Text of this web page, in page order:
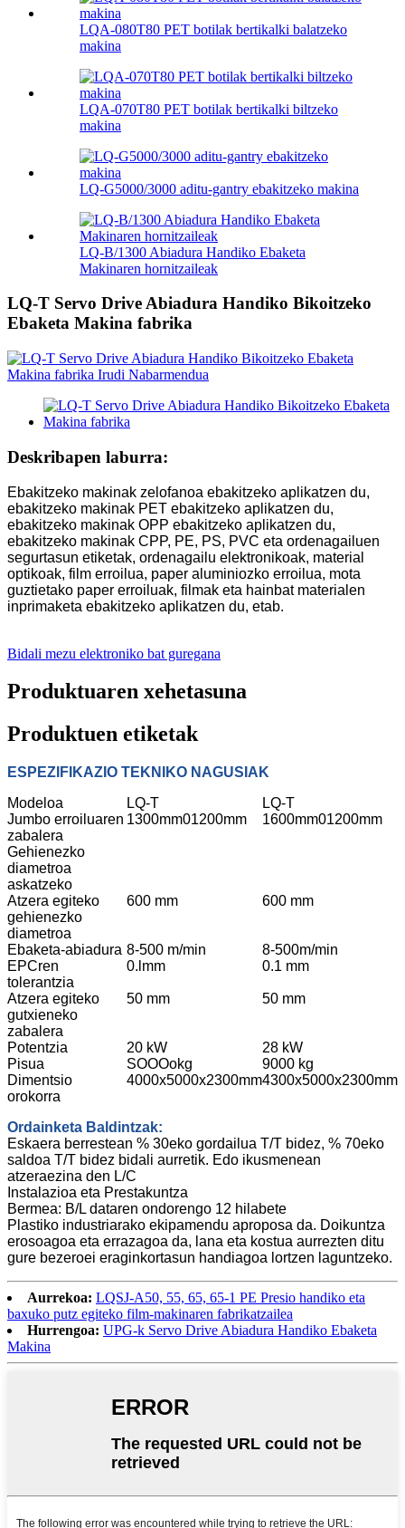
LQA-080T80 PET botilak bertikalki balatzeko
makina
LQA-070T80 PET botilak bertikalki biltzeko
makina
LQ-G5000/3000 aditu-gantry ebakitzeko makina
LQ-B/1300 Abiadura Handiko Ebaketa
Makinaren hornitzaileak
LQ-T Servo Drive Abiadura Handiko Bikoitzeko
Ebaketa Makina fabrika
Deskribapen laburra:
Ebakitzeko makinak zelofanoa ebakitzeko aplikatzen du,
ebakitzeko makinak PET ebakitzeko aplikatzen du,
ebakitzeko makinak OPP ebakitzeko aplikatzen du,
ebakitzeko makinak CPP, PE, PS, PVC eta ordenagailuen
segurtasun etiketak, ordenagailu elektronikoak, material
optikoak, film erroilua, paper aluminiozko erroilua, mota
guztietako paper erroiluak, filmak eta hainbat materialen
inprimaketa ebakitzeko aplikatzen du, etab.
Bidali mezu elektroniko bat guregana
Produktuaren xehetasuna
Produktuen etiketak
ESPEZIFIKAZIO TEKNIKO NAGUSIAK
Modeloa
LQ-T
LQ-T
Jumbo erroiluaren
zabalera
Gehienezko
diametroa
askatzeko
1300mm01200mm 1600mm01200mm
Atzera egiteko
gehienezko
diametroa
600 mm 600 mm
Ebaketa-abiadura 8-500 m/min
8-500m/min
EPCren
tolerantzia
0.lmm 0.1 mm
Atzera egiteko
gutxieneko
zabalera
50 mm 50 mm
Potentzia 20 kW
28 kW
Pisua
SOOOokg
9000 kg
Dimentsio
orokorra
4000x5000x2300mm4300x5000x2300mm
Ordainketa Baldintzak:
Eskaera berrestean % 30eko gordailua T/T bidez, % 70eko
saldoa T/T bidez bidali aurretik. Edo ikusmenean
atzeraezina den L/C
Instalazioa eta Prestakuntza
Bermea: B/L dataren ondorengo 12 hilabete
Plastiko industriarako ekipamendu aproposa da. Doikuntza
erosoagoa eta errazagoa da, lana eta kostua aurrezten ditu
gure bezeroei eraginkortasun handiagoa lortzen laguntzeko.
Aurrekoa: LQSJ-A50, 55, 65, 65-1 PE Presio handiko eta
baxuko putz egiteko film-makinaren fabrikatzailea
Hurrengoa: UPG-k Servo Drive Abiadura Handiko Ebaketa
Makina